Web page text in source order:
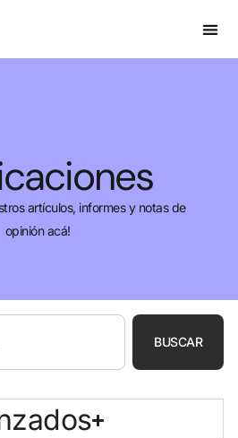
artículos, informes y notas de
opinión acá!
BUSCAR